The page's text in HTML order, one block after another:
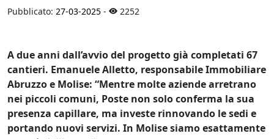
Pubblicato: 27-03-2025 - 2252
A due anni dall’avvio del progetto già completati 67
cantieri. Emanuele Alletto, responsabile Immobiliare
Abruzzo e Molise: “Mentre molte aziende arretrano
nei piccoli comuni, Poste non solo conferma la sua
presenza capillare, ma investe rinnovando le sedi e
portando nuovi servizi. In Molise siamo esattamente